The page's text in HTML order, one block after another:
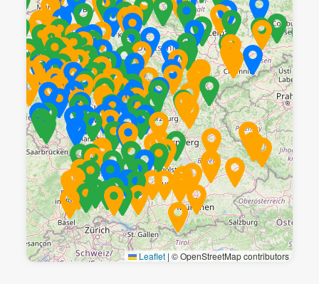
Leaflet | © OpenStreetMap contributors